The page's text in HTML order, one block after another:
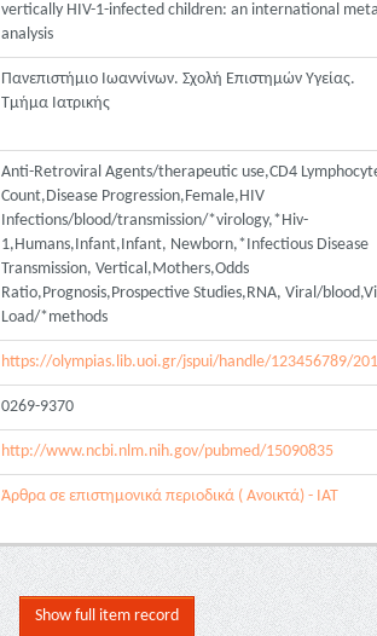
vertically HIV-1-infected children: an international
analysis
Πανεπιστήμιο Ιωαννίνων. Σχολή Επιστημών Υγείας.
Τμήμα Ιατρικής
Anti-Retroviral Agents/therapeutic use,CD4
Count,Disease Progression,Female,HIV
Infections/blood/transmission/*virology,*Hiv-
1,Humans,Infant,Infant, Newborn,*Infectious Disease
Transmission, Vertical,Mothers,Odds
Ratio,Prognosis,Prospective Studies,RNA, Viral/
Load/*methods
https://olympias.lib.uoi.gr/jspui/handle/123456789/
0269-9370
http://www.ncbi.nlm.nih.gov/pubmed/15090835
Άρθρα σε επιστημονικά περιοδικά ( Ανοικτά) - ΙΑΤ
Show full item record